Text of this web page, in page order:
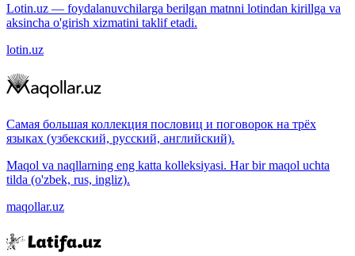
Lotin.uz — foydalanuvchilarga berilgan matnni lotindan kirillga va
aksincha o'girish xizmatini taklif etadi.
lotin.uz
Самая большая коллекция пословиц и поговорок на трёх
языках (узбекский, русский, английский).
Maqol va naqllarning eng katta kolleksiyasi. Har bir maqol uchta
tilda (o'zbek, rus, ingliz).
maqollar.uz